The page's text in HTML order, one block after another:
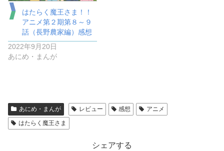
はたらく魔王さま！！
アニメ第２期第８～９
話（長野農家編）感想
2022年9月20日
あにめ・まんが
あにめ・まんが レビュー 感想
アニメ
はたらく魔王さま
シェアする